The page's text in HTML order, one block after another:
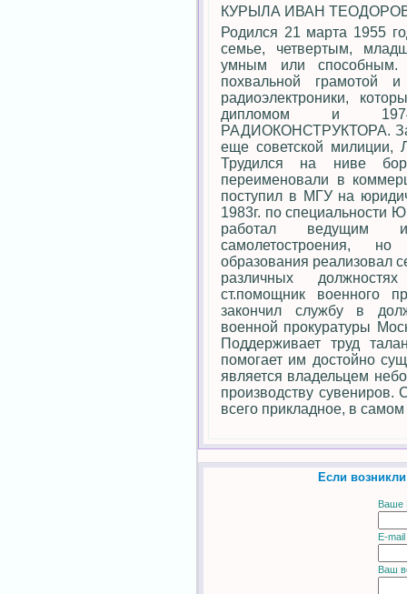
КУРЫЛА ИВАН
Родился 21 марта 1955
семье, четвертым,
умным или способным.
похвальной грамотой
радиоэлектроники,
дипломом и
РАДИОКОНСТРУКТОРА.
еще советской милиции,
Трудился на ниве
переименовали в
поступил в МГУ на
1983г. по
работал ведущим
самолетостроения,
образования реализовал
различных
ст.помощник военного
закончил службу в
военной прокуратуры
Поддерживает труд
помогает им достойно
является владельцем
производству
всего прикладное, в
Если
Ваше
E-
Ваш